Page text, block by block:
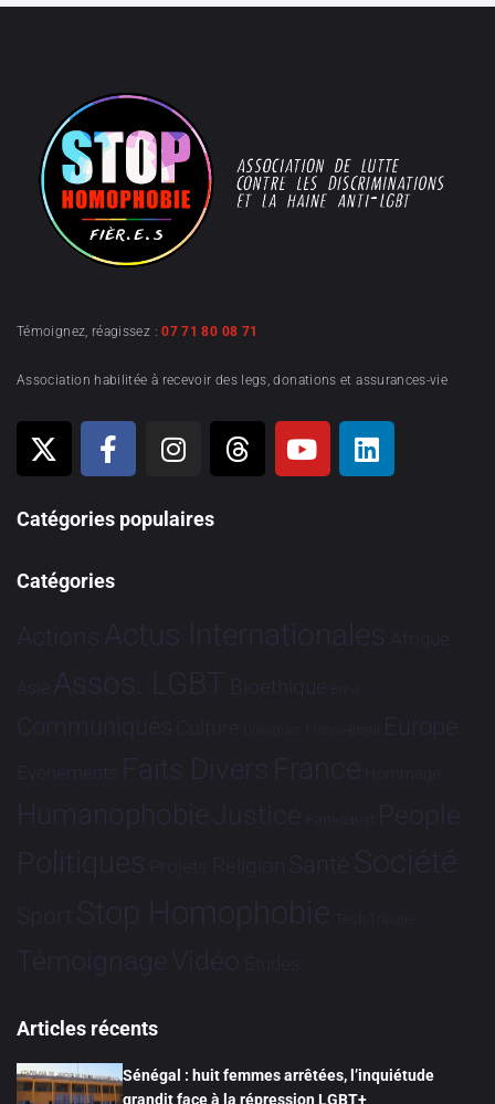
Témoignez, réagissez :07 71 80 08 71
Association habilitée à recevoir des legs, donations et assurances-vie
Catégories populaires
Catégories
Actions Actus Internationales Afrique
Asie Assos. LGBT Bioéthique Brève
Communiqués Culture Dialogues France-Brésil Europe
Evénements Faits Divers France Hommage
HumanophobieJustice Partenariat People
Politiques Projets Religion Santé Société
Sport Stop Homophobie Tech Tribune
TémoignageVidéo Études
Articles récents
Sénégal : huit femmes arrêtées, l’inquiétude
grandit face à la répression LGBT+